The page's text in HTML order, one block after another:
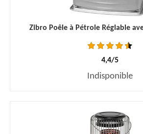
Zibro Poêle à Pétrole Réglable
4,4/5
Indisponible